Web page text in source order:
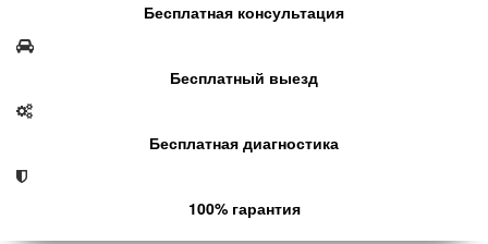
Бесплатная консультация
Бесплатный выезд
Бесплатная диагностика
100% гарантия